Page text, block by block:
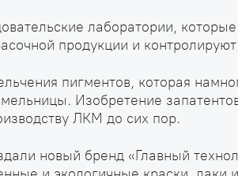
лаборатории,
продукции и
пигментов, которая
Изобретение
ЛКМ до сих пор.
новый бренд «Главный